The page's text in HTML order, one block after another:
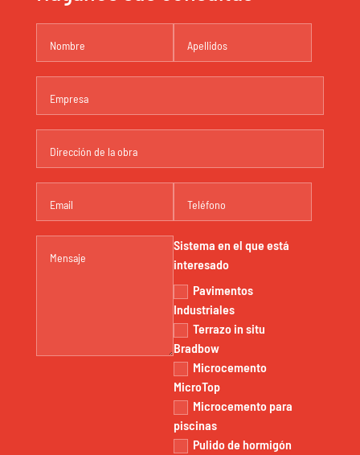
Sistema en el que está
interesado
Pavimentos
Industriales
Terrazo in situ
Bradbow
Microcemento
MicroTop
Microcemento para
piscinas
Pulido de hormigón